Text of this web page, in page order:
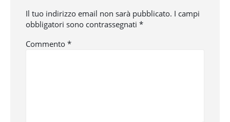
Il tuo indirizzo email non sarà pubblicato. I campi
obbligatori sono contrassegnati *
Commento *